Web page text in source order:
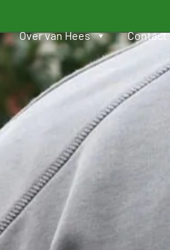
Over van Hees Contact